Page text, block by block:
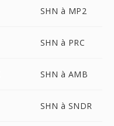
SHN à MP2
SHN à PRC
SHN à AMB
SHN à SNDR